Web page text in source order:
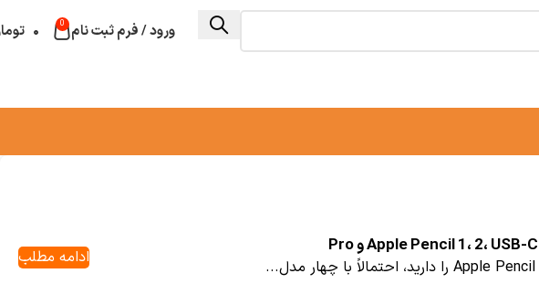
ورود / فرم ثبت نام 0 ۰
ادامه مطلب